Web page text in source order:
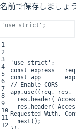
名前で保存しましょう
1
2
3
4
5
6
7
8
9
10
11
12
'use strict' ;
const express =
const app =
// Enable CORS
app. use( ( req , res ,
res . header(
res . header(
Requested-With,
next ( ) ;